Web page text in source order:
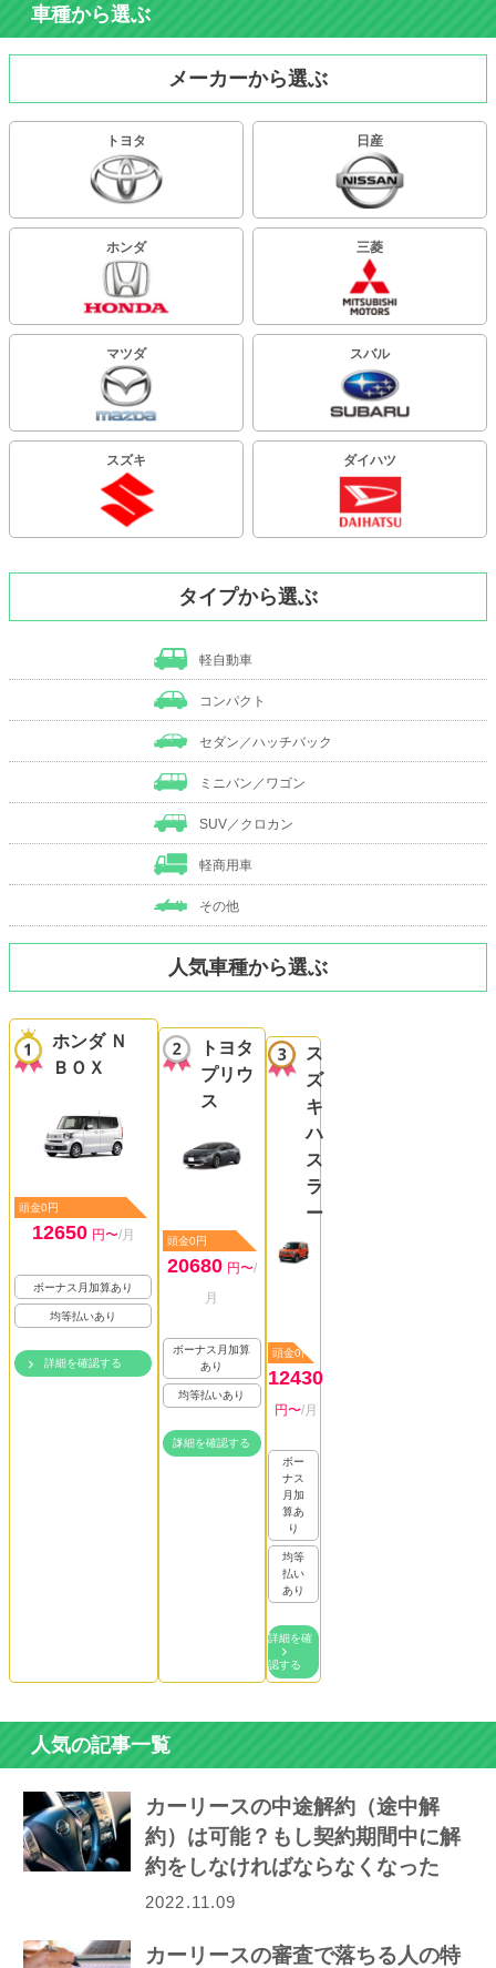
車種から選ぶ
メーカーから選ぶ
トヨタ 日産
ホンダ 三菱
マツダ スバル
スズキ ダイハツ
タイプから選ぶ
軽自動車
コンパクト
セダン／ハッチバック
ミニバン／ワゴン
SUV／クロカン
軽商用車
その他
人気車種から選ぶ
ホンダ Ｎ
ＢＯＸ
頭金0円
12650 円〜/月
ボーナス月加算あり
均等払いあり
詳細を確認する
トヨタ
プリウ
ス
頭金0円
20680 円〜/
月
ボーナス月加算
あり
均等払いあり
詳細を確認する
ス
ズ
キ
ハ
ス
ラ
ー
頭金0円
12430
円〜/月
ボー
ナス
月加
算あ
り
均等
払い
あり
詳細を確
認する
人気の記事一覧
カーリースの中途解約（途中解
約）は可能？もし契約期間中に解
約をしなければならなくなった
ら…
2022.11.09
カーリースの審査で落ちる人の特